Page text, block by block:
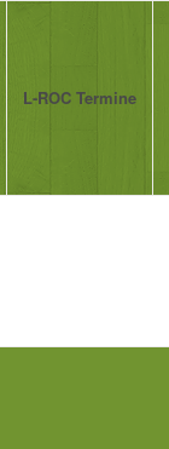
L-ROC Termine